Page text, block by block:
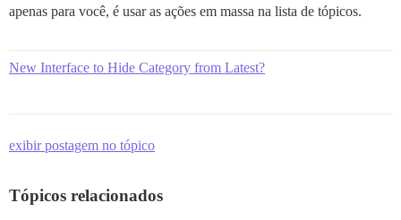
apenas para você, é usar as ações em massa na lista de tópicos.
New Interface to Hide Category from Latest?
exibir postagem no tópico
Tópicos relacionados